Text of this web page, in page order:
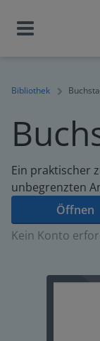
Bibliothek
Ein praktischer
unbegrenzten
Öffnen
Kein Konto